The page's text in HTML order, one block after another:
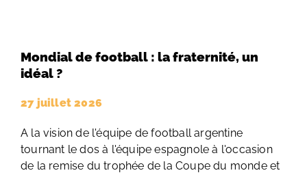
Mondial de football : la fraternité, un
idéal ?
27 juillet 2026
A la vision de l'équipe de football argentine
tournant le dos à l'équipe espagnole à l'occasion
de la remise du trophée de la Coupe du monde et